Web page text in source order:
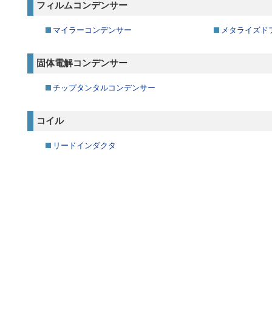
フィルムコンデンサー
マイラーコンデンサー メタライズド
固体電解コンデンサー
チップタンタルコンデンサー
コイル
リードインダクタ